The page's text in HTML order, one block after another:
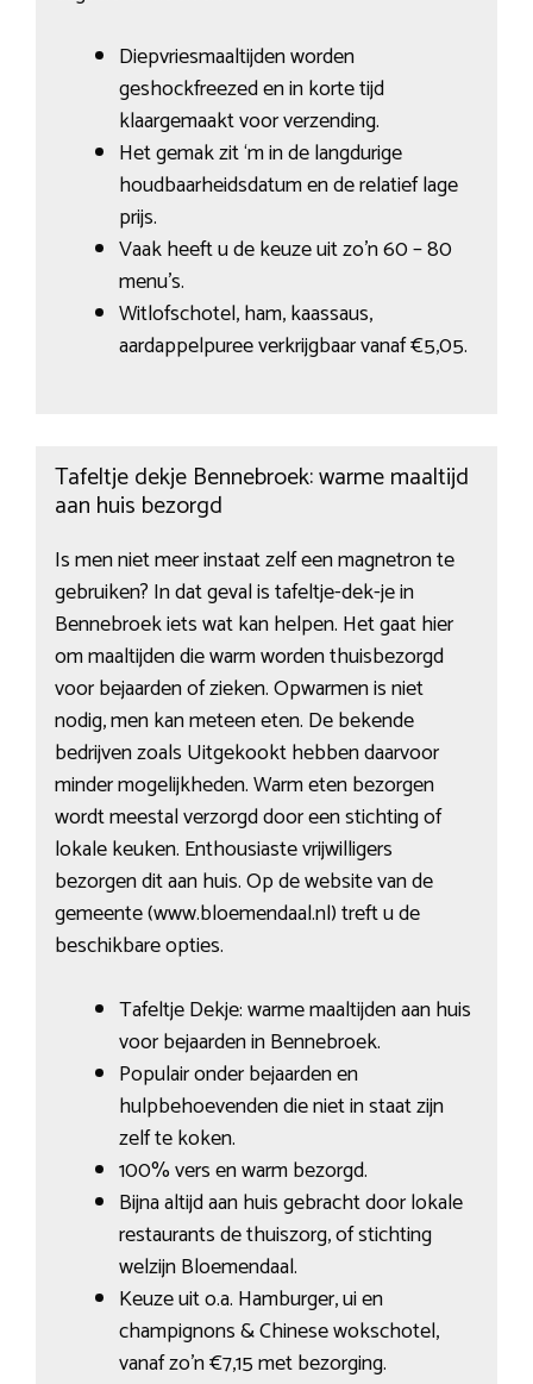
Diepvriesmaaltijden worden
geshockfreezed en in korte tijd
klaargemaakt voor verzending.
Het gemak zit ‘m in de langdurige
houdbaarheidsdatum en de relatief lage
prijs.
Vaak heeft u de keuze uit zo’n 60 – 80
menu’s.
Witlofschotel, ham, kaassaus,
aardappelpuree verkrijgbaar vanaf €5,05.
Tafeltje dekje Bennebroek: warme maaltijd
aan huis bezorgd
Is men niet meer instaat zelf een magnetron te
gebruiken? In dat geval is tafeltje-dek-je in
Bennebroek iets wat kan helpen. Het gaat hier
om maaltijden die warm worden thuisbezorgd
voor bejaarden of zieken. Opwarmen is niet
nodig, men kan meteen eten. De bekende
bedrijven zoals Uitgekookt hebben daarvoor
minder mogelijkheden. Warm eten bezorgen
wordt meestal verzorgd door een stichting of
lokale keuken. Enthousiaste vrijwilligers
bezorgen dit aan huis. Op de website van de
gemeente (www.bloemendaal.nl) treft u de
beschikbare opties.
Tafeltje Dekje: warme maaltijden aan huis
voor bejaarden in Bennebroek.
Populair onder bejaarden en
hulpbehoevenden die niet in staat zijn
zelf te koken.
100% vers en warm bezorgd.
Bijna altijd aan huis gebracht door lokale
restaurants de thuiszorg, of stichting
welzijn Bloemendaal.
Keuze uit o.a. Hamburger, ui en
champignons & Chinese wokschotel,
vanaf zo’n €7,15 met bezorging.